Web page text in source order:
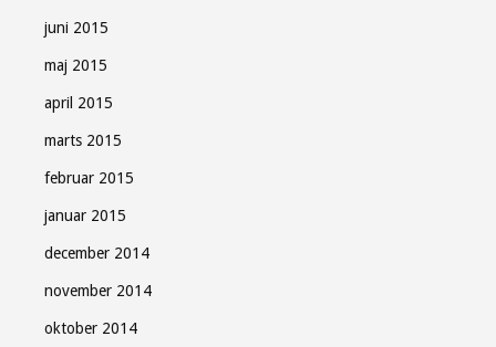
juni 2015
maj 2015
april 2015
marts 2015
februar 2015
januar 2015
december 2014
november 2014
oktober 2014